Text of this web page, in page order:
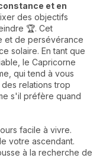
et en
des objectifs
🏆. Cet
et de persévérance
solaire. En tant que
le Capricorne
qui tend à vous
relations trop
s'il préfère quand
facile à vivre.
votre ascendant.
à la recherche de